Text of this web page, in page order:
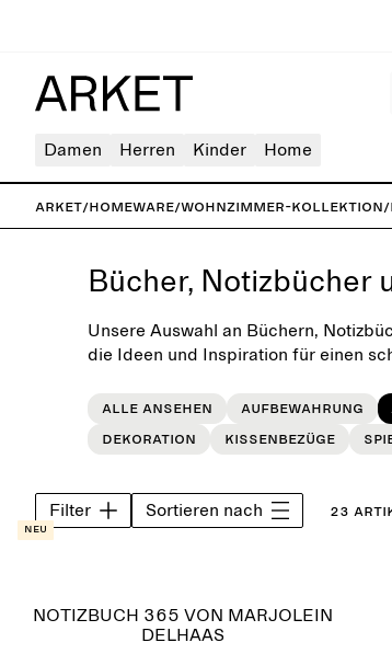
Damen Herren Kinder Home
ARKET/Homeware/Wohnzimmer-Kollektion/
Bücher, Notizbücher
Unsere Auswahl an Büchern,
die Ideen und Inspiration für einen
Alle ansehen Aufbewahrung
Dekoration
Kissenbezüge
Filter Sortieren nach 23
Neu
NOTIZBUCH 365 VON MARJOLEIN
DELHAAS